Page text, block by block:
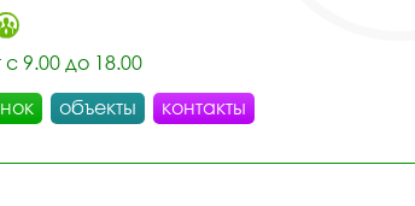
с 9.00 до 18.00
объекты контакты